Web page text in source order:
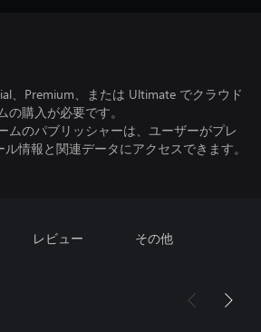
、Premium、または Ultimate でクラウド
購入が必要です。
ムのパブリッシャーは、ユーザーがプレ
情報と関連データにアクセスできます。
レビュー その他